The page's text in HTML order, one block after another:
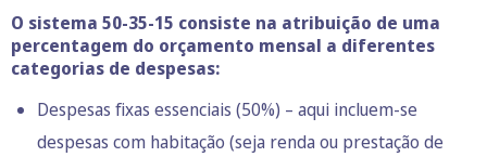
O sistema 50-35-15 consiste na atribuição de uma
percentagem do orçamento mensal a diferentes
categorias de despesas:
Despesas fixas essenciais (50%) – aqui incluem-se
despesas com habitação (seja renda ou prestação de